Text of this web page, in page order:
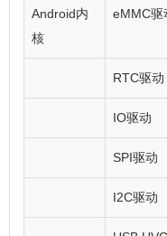
Android内
核
eMMC驱
RTC驱动
IO驱动
SPI驱动
I2C驱动